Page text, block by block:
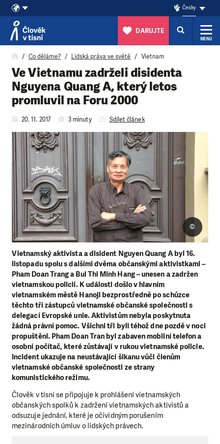
Přeskočit na obsah
Česky
DARUJTE
MENU
Co děláme? Lidská práva ve světě Vietnam
Ve Vietnamu zadrželi disidenta
Nguyena Quang A, který letos
promluvil na Foru 2000
20. 11. 2017 3 minuty Sdílet článek
Vietnamský aktivista a disident Nguyen Quang A byl 16.
listopadu spolu s dalšími dvěma občanskými aktivistkami –
Pham Doan Trang a Bui Thi Minh Hang – unesen a zadržen
vietnamskou policií. K události došlo v hlavním
vietnamském městě Hanoji bezprostředně po schůzce
těchto tří zástupců vietnamské občanské společnosti s
delegací Evropské unie. Aktivistům nebyla poskytnuta
žádná právní pomoc. Všichni tři byli téhož dne pozdě v noci
propuštěni. Pham Doan Tran byl zabaven mobilní telefon a
osobní počítač, které zůstávají v rukou vietnamské policie.
Incident ukazuje na neustávající šikanu vůči členům
vietnamské občanské společnosti ze strany
komunistického režimu.
©
Člověk v tísni se připojuje k prohlášení vietnamských
občanských spolků k zadržení vietnamských aktivistů a
odsuzuje jednání, které je očividným porušením
mezinárodních úmluv o lidských právech.